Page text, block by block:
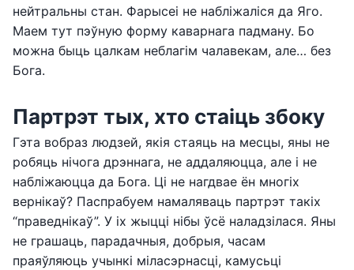
нейтральны стан. Фарысеі не набліжаліся да Яго.
Маем тут пэўную форму каварнага падману. Бо
можна быць цалкам неблагім чалавекам, але… без
Бога.
Партрэт тых, хто стаіць збоку
Гэта вобраз людзей, якія стаяць на месцы, яны не
робяць нічога дрэннага, не аддаляюцца, але і не
набліжаюцца да Бога. Ці не нагдвае ён многіх
вернікаў? Паспрабуем намаляваць партрэт такіх
“праведнікаў”. У іх жыцці нібы ўсё наладзілася. Яны
не грашаць, парадачныя, добрыя, часам
праяўляюць учынкі міласэрнасці, камусьці